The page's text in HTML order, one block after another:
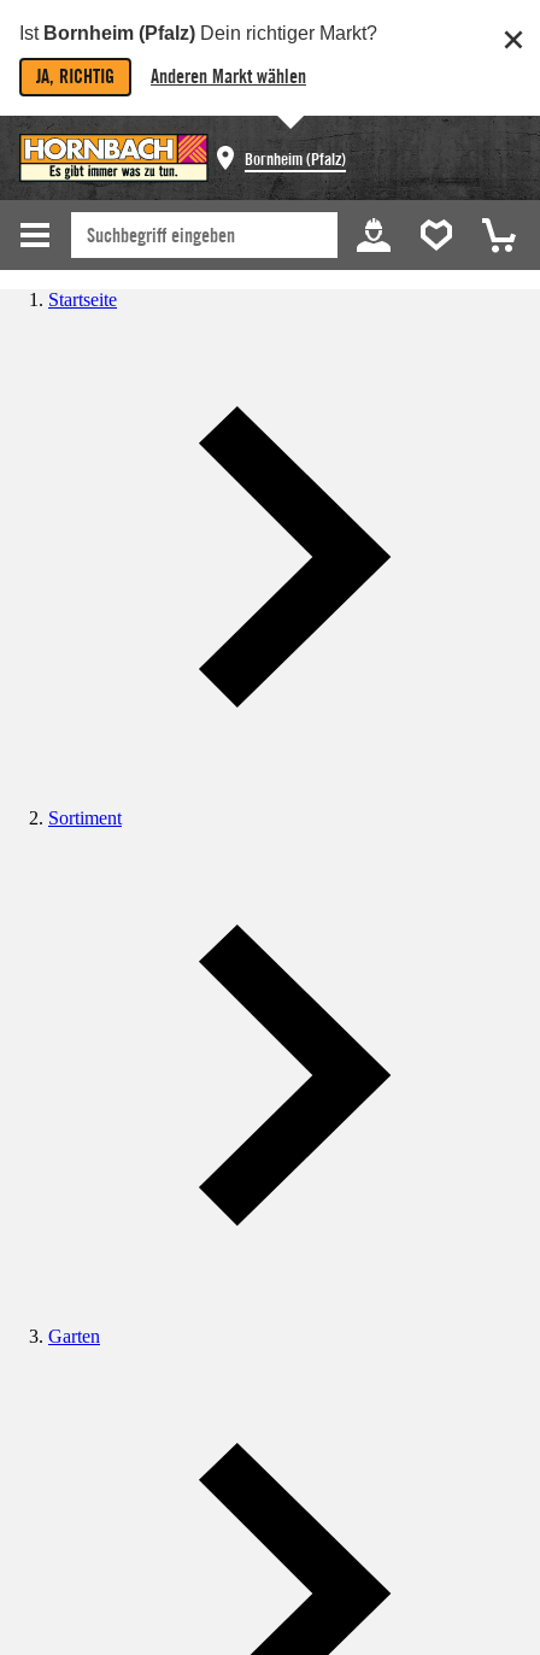
Ist Bornheim (Pfalz) Dein richtiger Markt?
JA, RICHTIG Anderen Markt wählen
Bornheim (Pfalz)
Startseite
Sortiment
Garten